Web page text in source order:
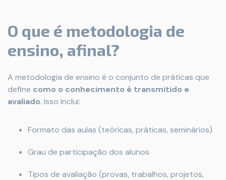
O que é metodologia de
ensino, afinal?
A metodologia de ensino é o conjunto de práticas que
define como o conhecimento é transmitido e
avaliado. Isso inclui:
Formato das aulas (teóricas, práticas, seminários)
Grau de participação dos alunos
Tipos de avaliação (provas, trabalhos, projetos,